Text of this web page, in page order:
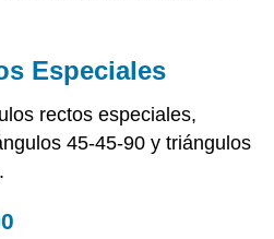
Especiales
rectos especiales,
45-45-90 y triángulos